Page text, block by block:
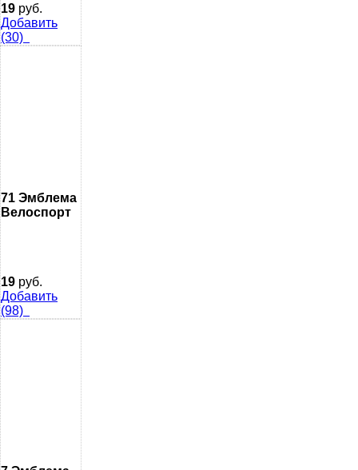
19 руб.
Добавить
(30)
71 Эмблема
Велоспорт
19 руб.
Добавить
(98)